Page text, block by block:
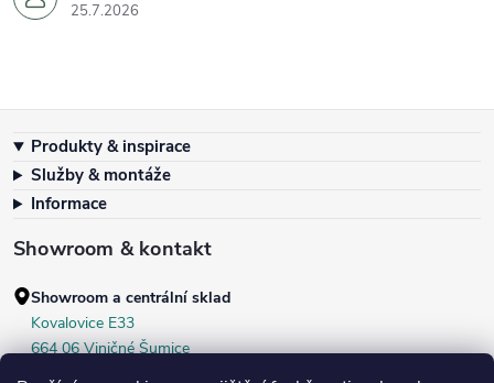
25.7.2026
Produkty & inspirace
Služby & montáže
Informace
Showroom & kontakt
Showroom a centrální sklad
Kovalovice E33
664 06 Viničné Šumice